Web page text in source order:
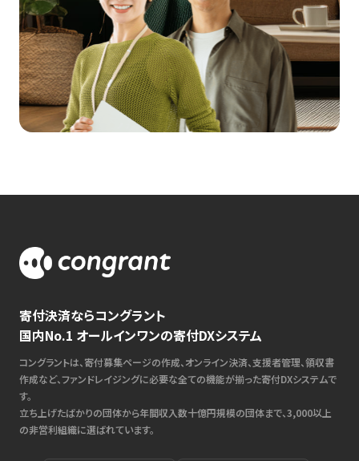
寄付決済ならコングラント
国内No.1 オールインワンの寄付DXシステム
コングラントは、寄付募集ページの作成、オンライン決済、支援者管理、領収書
作成など、ファンドレイジングに必要な全ての機能が揃った寄付DXシステムで
す。
立ち上げたばかりの団体から年間収入数十億円規模の団体まで、3,000以上
の非営利組織に選ばれています。